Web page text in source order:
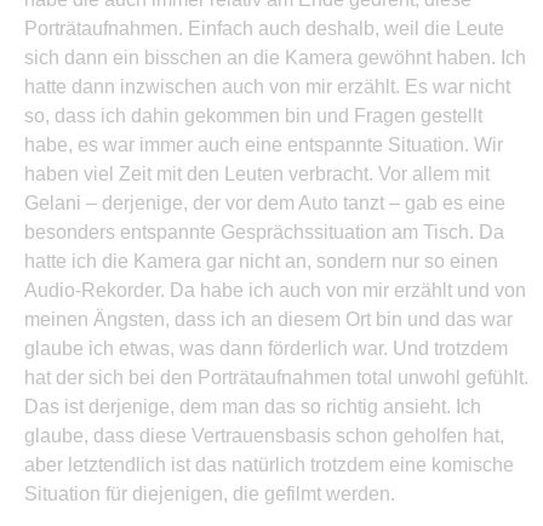
Porträtaufnahmen. Einfach auch deshalb, weil die Leute
sich dann ein bisschen an die Kamera gewöhnt haben. Ich
hatte dann inzwischen auch von mir erzählt. Es war nicht
so, dass ich dahin gekommen bin und Fragen gestellt
habe, es war immer auch eine entspannte Situation. Wir
haben viel Zeit mit den Leuten verbracht. Vor allem mit
Gelani – derjenige, der vor dem Auto tanzt – gab es eine
besonders entspannte Gesprächssituation am Tisch. Da
hatte ich die Kamera gar nicht an, sondern nur so einen
Audio-Rekorder. Da habe ich auch von mir erzählt und von
meinen Ängsten, dass ich an diesem Ort bin und das war
glaube ich etwas, was dann förderlich war. Und trotzdem
hat der sich bei den Porträtaufnahmen total unwohl gefühlt.
Das ist derjenige, dem man das so richtig ansieht. Ich
glaube, dass diese Vertrauensbasis schon geholfen hat,
aber letztendlich ist das natürlich trotzdem eine komische
Situation für diejenigen, die gefilmt werden.